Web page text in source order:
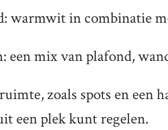
warmwit in combinatie
mix van plafond,
zoals spots en een
een plek kunt regelen.